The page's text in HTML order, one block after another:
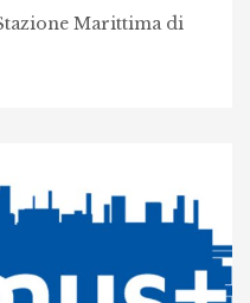
Marittima di